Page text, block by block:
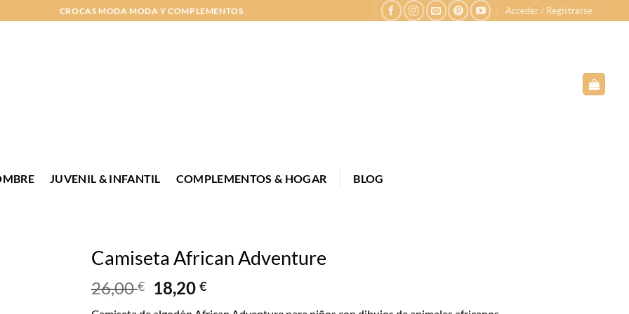
CROCAS MODA MODA Y COMPLEMENTOS Acceder / Registrarse
JUVENIL & INFANTIL COMPLEMENTOS & HOGAR BLOG
Camiseta African Adventure
26,00€ 18,20€